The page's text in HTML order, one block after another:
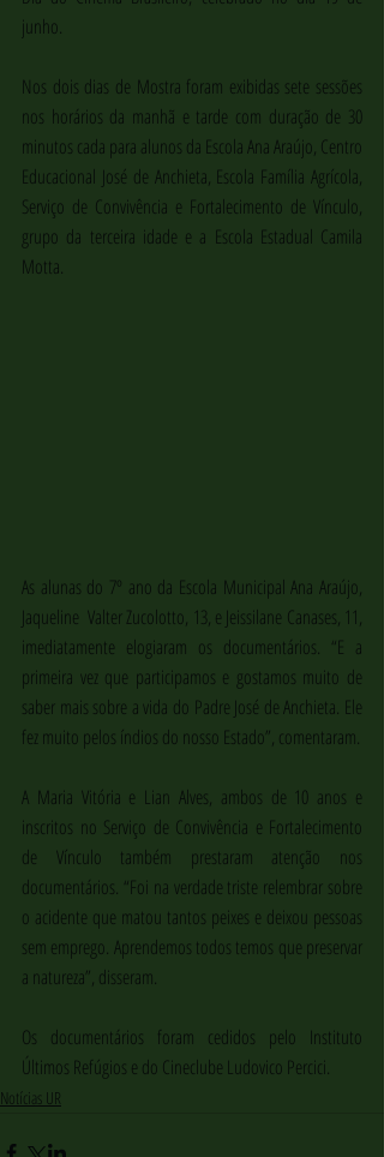
junho.
Nos dois dias de Mostra foram exibidas sete sessões
nos horários da manhã e tarde com duração de 30
minutos cada para alunos da Escola Ana Araújo, Centro
Educacional José de Anchieta, Escola Família Agrícola,
Serviço de Convivência e Fortalecimento de Vínculo,
grupo da terceira idade e a Escola Estadual Camila
Motta.
As alunas do 7º ano da Escola Municipal Ana Araújo,
Jaqueline  Valter Zucolotto, 13, e Jeissilane Canases, 11,
imediatamente elogiaram os documentários. “E a
primeira vez que participamos e gostamos muito de
saber mais sobre a vida do Padre José de Anchieta. Ele
fez muito pelos índios do nosso Estado”, comentaram.
A Maria Vitória e Lian Alves, ambos de 10 anos e
inscritos no Serviço de Convivência e Fortalecimento
de Vínculo também prestaram atenção nos
documentários. “Foi na verdade triste relembrar sobre
o acidente que matou tantos peixes e deixou pessoas
sem emprego. Aprendemos todos temos que preservar
a natureza”, disseram.
Os documentários foram cedidos pelo Instituto
Últimos Refúgios e do Cineclube Ludovico Percici.
Notícias UR